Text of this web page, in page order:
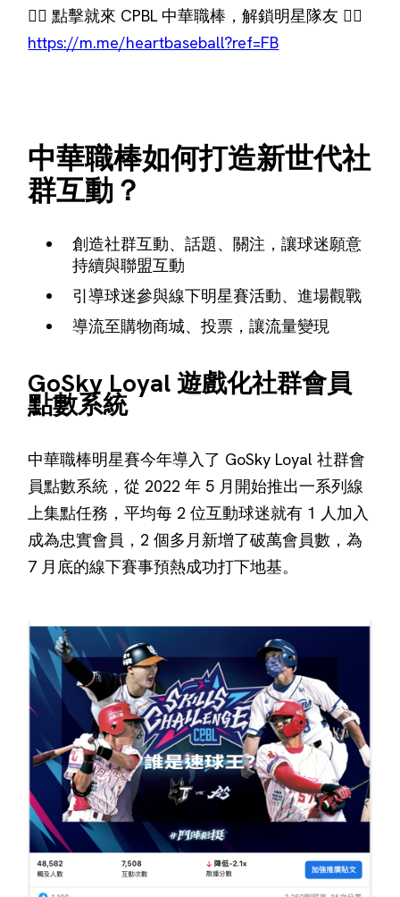
👉🏻 點擊就來 ​​CPBL 中華職棒，解鎖明星隊友 👉🏻
https://m.me/heartbaseball?ref=FB
中華職棒如何打造新世代社
群互動？
創造社群互動、話題、關注，讓球迷願意
持續與聯盟互動
引導球迷參與線下明星賽活動、進場觀戰
導流至購物商城、投票，讓流量變現
GoSky Loyal 遊戲化社群會員
點數系統
中華職棒明星賽今年導入了 GoSky Loyal 社群會
員點數系統，從 2022 年 5 月開始推出一系列線
上集點任務，平均每 2 位互動球迷就有 1 人加入
成為忠實會員，2 個多月新增了破萬會員數，為
7 月底的線下賽事預熱成功打下地基。